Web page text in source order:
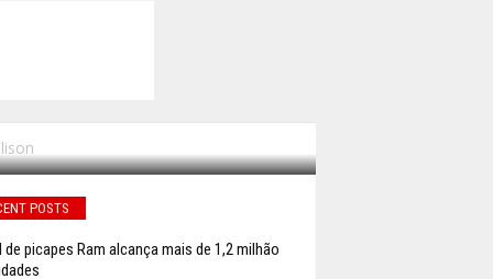
POSTS
de picapes Ram alcança mais de 1,2 milhão